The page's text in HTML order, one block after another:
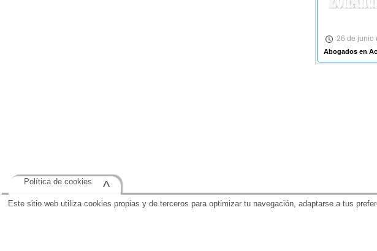
26 de junio
Abogados en
Este sitio web utiliza cookies propias y de terceros para optimizar tu navegación, adaptarse a tus
Política de cookies ^